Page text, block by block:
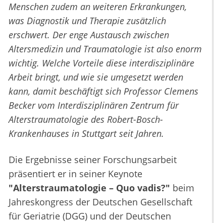
Menschen zudem an weiteren Erkrankungen,
was Diagnostik und Therapie zusätzlich
erschwert. Der enge Austausch zwischen
Altersmedizin und Traumatologie ist also enorm
wichtig. Welche Vorteile diese interdisziplinäre
Arbeit bringt, und wie sie umgesetzt werden
kann, damit beschäftigt sich Professor Clemens
Becker vom Interdisziplinären Zentrum für
Alterstraumatologie des Robert-Bosch-
Krankenhauses in Stuttgart seit Jahren.
Die Ergebnisse seiner Forschungsarbeit
präsentiert er in seiner Keynote
"Alterstraumatologie – Quo vadis?" beim
Jahreskongress der Deutschen Gesellschaft
für Geriatrie (DGG) und der Deutschen